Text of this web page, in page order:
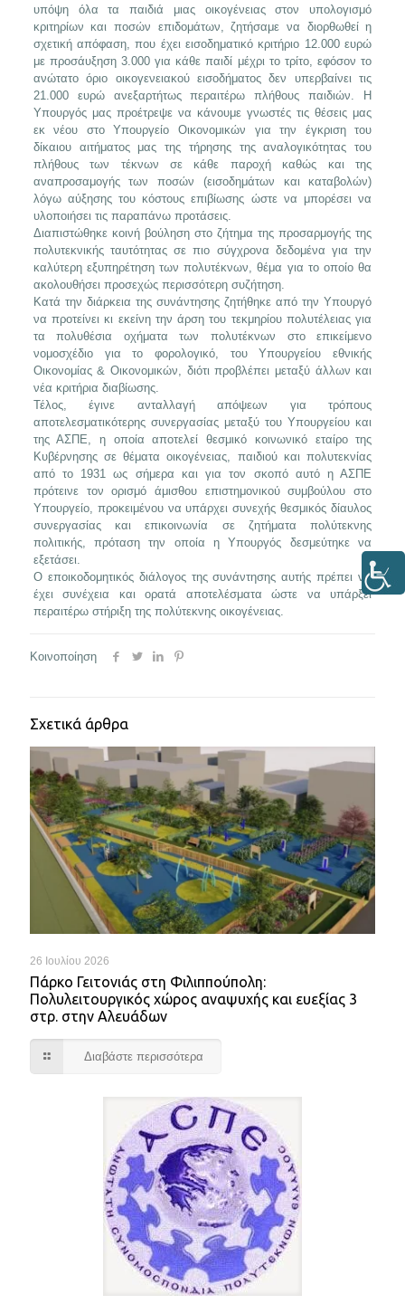
υπόψη όλα τα παιδιά μιας οικογένειας στον υπολογισμό
κριτηρίων και ποσών επιδομάτων, ζητήσαμε να διορθωθεί η
σχετική απόφαση, που έχει εισοδηματικό κριτήριο 12.000 ευρώ
με προσάυξηση 3.000 για κάθε παιδί μέχρι το τρίτο, εφόσον το
ανώτατο όριο οικογενειακού εισοδήματος δεν υπερβαίνει τις
21.000 ευρώ ανεξαρτήτως περαιτέρω πλήθους παιδιών. Η
Υπουργός μας προέτρεψε να κάνουμε γνωστές τις θέσεις μας
εκ νέου στο Υπουργείο Οικονομικών για την έγκριση του
δίκαιου αιτήματος μας της τήρησης της αναλογικότητας του
πλήθους των τέκνων σε κάθε παροχή καθώς και της
αναπροσαμογής των ποσών (εισοδημάτων και καταβολών)
λόγω αύξησης του κόστους επιβίωσης ώστε να μπορέσει να
υλοποιήσει τις παραπάνω προτάσεις.
Διαπιστώθηκε κοινή βούληση στο ζήτημα της προσαρμογής της
πολυτεκνικής ταυτότητας σε πιο σύγχρονα δεδομένα για την
καλύτερη εξυπηρέτηση των πολυτέκνων, θέμα για το οποίο θα
ακολουθήσει προσεχώς περισσότερη συζήτηση.
Κατά την διάρκεια της συνάντησης ζητήθηκε από την Υπουργό
να προτείνει κι εκείνη την άρση του τεκμηρίου πολυτέλειας για
τα πολυθέσια οχήματα των πολυτέκνων στο επικείμενο
νομοσχέδιο για το φορολογικό, του Υπουργείου εθνικής
Οικονομίας & Οικονομικών, διότι προβλέπει μεταξύ άλλων και
νέα κριτήρια διαβίωσης.
Τέλος, έγινε ανταλλαγή απόψεων για τρόπους
αποτελεσματικότερης συνεργασίας μεταξύ του Υπουργείου και
της ΑΣΠΕ, η οποία αποτελεί θεσμικό κοινωνικό εταίρο της
Κυβέρνησης σε θέματα οικογένειας, παιδιού και πολυτεκνίας
από το 1931 ως σήμερα και για τον σκοπό αυτό η ΑΣΠΕ
πρότεινε τον ορισμό άμισθου επιστημονικού συμβούλου στο
Υπουργείο, προκειμένου να υπάρχει συνεχής θεσμικός δίαυλος
συνεργασίας και επικοινωνία σε ζητήματα πολύτεκνης
πολιτικής, πρόταση την οποία η Υπουργός δεσμεύτηκε να
εξετάσει.
Ο εποικοδομητικός διάλογος της συνάντησης αυτής πρέπει να
έχει συνέχεια και ορατά αποτελέσματα ώστε να υπάρξει
περαιτέρω στήριξη της πολύτεκνης οικογένειας.
Κοινοποίηση
Σχετικά άρθρα
26 Ιουλίου 2026
Πάρκο Γειτονιάς στη Φιλιππούπολη:
Πολυλειτουργικός χώρος αναψυχής και ευεξίας 3
στρ. στην Αλευάδων
Διαβάστε περισσότερα